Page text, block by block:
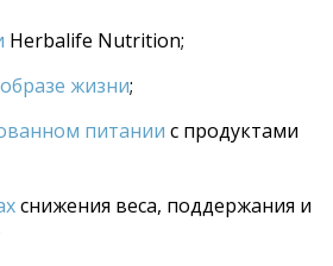
Herbalife Nutrition;
жизни;
питании с продуктами
снижения веса, поддержания и